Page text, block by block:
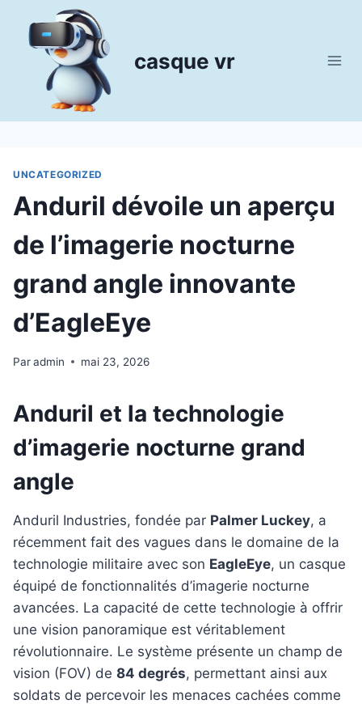
contenu
casque vr
UNCATEGORIZED
Anduril dévoile un aperçu
de l’imagerie nocturne
grand angle innovante
d’EagleEye
Paradmin mai 23, 2026
Anduril et la technologie
d’imagerie nocturne grand
angle
Anduril Industries, fondée par Palmer Luckey, a
récemment fait des vagues dans le domaine de la
technologie militaire avec son EagleEye, un casque
équipé de fonctionnalités d’imagerie nocturne
avancées. La capacité de cette technologie à offrir
une vision panoramique est véritablement
révolutionnaire. Le système présente un champ de
vision (FOV) de 84 degrés, permettant ainsi aux
soldats de percevoir les menaces cachées comme